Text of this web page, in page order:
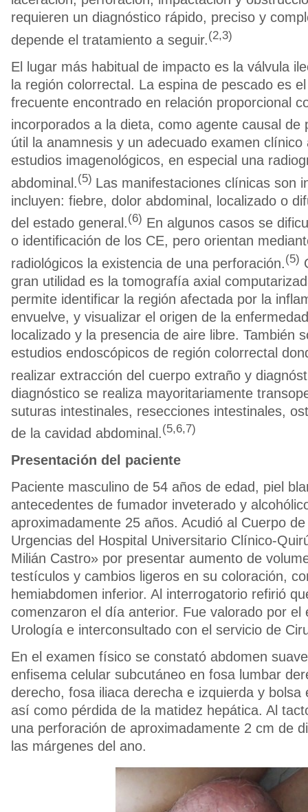
requieren un diagnóstico rápido, preciso y
depende el tratamiento a seguir.(2,3)
El lugar más habitual de impacto es la válvula
la región colorrectal. La espina de pescado es
frecuente encontrado en relación proporcional
incorporados a la dieta, como agente causal de
útil la anamnesis y un adecuado examen clínico
estudios imagenológicos, en especial una
abdominal.(5) Las manifestaciones clínicas son
incluyen: fiebre, dolor abdominal, localizado o
del estado general.(6) En algunos casos se
o identificación de los CE, pero orientan
radiológicos la existencia de una perforación.(5)
gran utilidad es la tomografía axial
permite identificar la región afectada por la
envuelve, y visualizar el origen de la
localizado y la presencia de aire libre. También
estudios endoscópicos de región colorrectal
realizar extracción del cuerpo extraño y
diagnóstico se realiza mayoritariamente
suturas intestinales, resecciones intestinales,
de la cavidad abdominal.(5,6,7)
Presentación del paciente
Paciente masculino de 54 años de edad, piel
antecedentes de fumador inveterado y
aproximadamente 25 años. Acudió al Cuerpo
Urgencias del Hospital Universitario Clínico-
Milián Castro» por presentar aumento de
testículos y cambios ligeros en su coloración,
hemiabdomen inferior. Al interrogatorio refirió
comenzaron el día anterior. Fue valorado por el
Urología e interconsultado con el servicio de
En el examen físico se constató abdomen
enfisema celular subcutáneo en fosa lumbar
derecho, fosa iliaca derecha e izquierda y bolsa
así como pérdida de la matidez hepática. Al
una perforación de aproximadamente 2 cm de
las márgenes del ano.